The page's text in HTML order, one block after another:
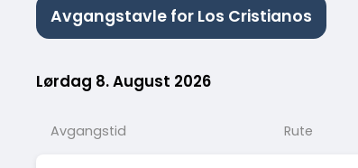
Avgangstavle for Los Cristianos
Lørdag 8. August 2026
Avgangstid Rute